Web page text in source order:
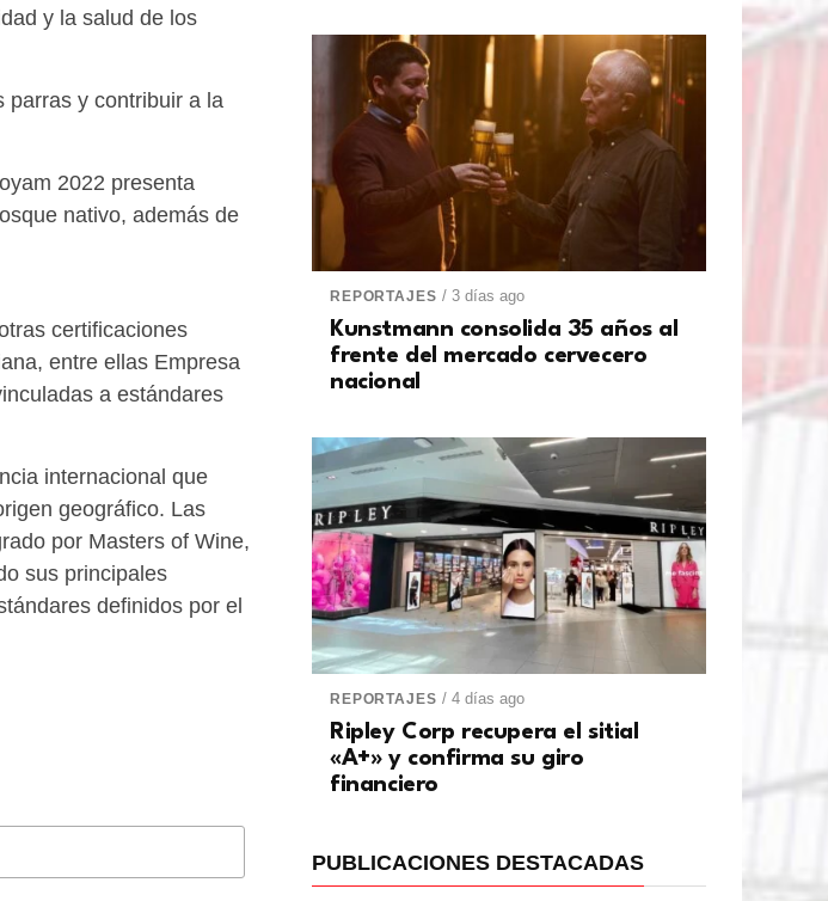
y la salud de los
parras y contribuir a la
2022 presenta
nativo, además de
certificaciones
entre ellas Empresa
a estándares
internacional que
geográfico. Las
por Masters of Wine,
sus principales
definidos por el
REPORTAJES / 3 días ago
Kunstmann consolida 35 años al
frente del mercado cervecero
nacional
REPORTAJES / 4 días ago
Ripley Corp recupera el sitial
«A+» y confirma su giro
financiero
PUBLICACIONES DESTACADAS